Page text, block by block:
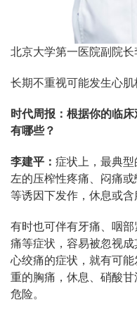
北京大学第一医院副院长
长期不重视可能发生心肌
时代周报：根据你的临
有哪些？
李建平： 症状上，最典
左的压榨性疼痛、闷痛
等诱因下发作，休息或含
有时也可伴有牙痛、咽
痛等症状，容易被忽视
心绞痛的症状，就有可
重的胸痛，休息、硝酸
危险。